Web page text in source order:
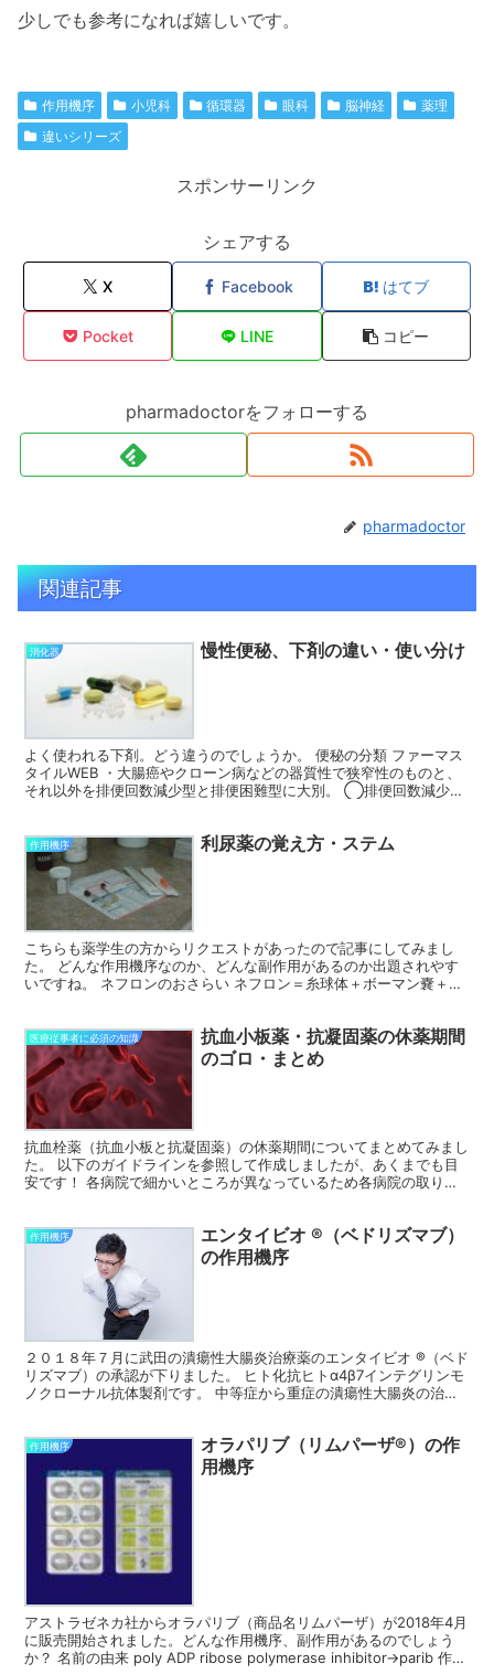
少しでも参考になれば嬉しいです。
作用機序 小児科 循環器 眼科 脳神経
薬理
違いシリーズ
スポンサーリンク
シェアする
X Facebook はてブ
Pocket LINE コピー
pharmadoctorをフォローする
pharmadoctor
関連記事
消化器 慢性便秘、下剤の違い・使い分け
よく使われる下剤。どう違うのでしょうか。 便秘の分類 ファーマス
タイルWEB ・大腸癌やクローン病などの器質性で狭窄性のものと、
それ以外を排便回数減少型と排便困難型に大別。 ◯排便回数減少型
作用機序 利尿薬の覚え方・ステム
こちらも薬学生の方からリクエストがあったので記事にしてみまし
た。 どんな作用機序なのか、どんな副作用があるのか出題されやす
いですね。 ネフロンのおさらい ネフロン＝糸球体＋ボーマン嚢＋尿
医療従事者に必須の知識
抗血小板薬・抗凝固薬の休薬期間
のゴロ・まとめ
抗血栓薬（抗血小板と抗凝固薬）の休薬期間についてまとめてみまし
た。 以下のガイドラインを参照して作成しましたが、あくまでも目
安です！ 各病院で細かいところが異なっているため各病院の取り決
作用機序
エンタイビオ ®（ベドリズマブ）
の作用機序
２０１８年７月に武田の潰瘍性大腸炎治療薬のエンタイビオ ®（ベド
リズマブ）の承認が下りました。 ヒト化抗ヒトα4β7インテグリンモ
ノクローナル抗体製剤です。 中等症から重症の潰瘍性大腸炎の治療
作用機序
オラパリブ（リムパーザ®）の作
用機序
アストラゼネカ社からオラパリブ（商品名リムパーザ）が2018年4月
に販売開始されました。どんな作用機序、副作用があるのでしょう
か？ 名前の由来 poly ADP ribose polymerase inhibitor→parib 作用